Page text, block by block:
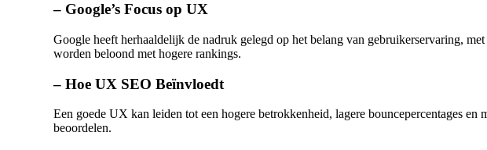
– Google’s Focus op UX
Google heeft herhaaldelijk de nadruk gelegd op het belang van gebruikerservaring,
worden beloond met hogere rankings.
– Hoe UX SEO Beïnvloedt
Een goede UX kan leiden tot een hogere betrokkenheid, lagere bouncepercentages
beoordelen.